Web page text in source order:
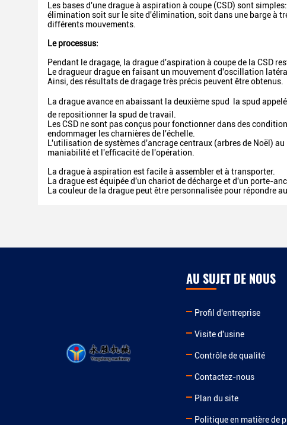
Les bases d'une drague à aspiration à coupe (CSD) sont
élimination soit sur le site d'élimination, soit dans une barge à
différents mouvements.
Le processus:
Pendant le dragage, la drague d'aspiration à coupe de la CSD
Le dragueur drague en faisant un mouvement d'oscillation
Ainsi, des résultats de dragage très précis peuvent être obtenus.
La drague avance en abaissant la deuxième spud  la spud
de repositionner la spud de travail.
Les CSD ne sont pas conçus pour fonctionner dans des
endommager les charnières de l'échelle.
L'utilisation de systèmes d'ancrage centraux (arbres de Noël)
maniabilité et l'efficacité de l'opération.
La drague à aspiration est facile à assembler et à transporter.
La drague est équipée d'un chariot de décharge et d'un porte-
La couleur de la drague peut être personnalisée pour répondre
AU SUJET DE NOUS
Profil d'entreprise
Visite d'usine
Contrôle de qualité
Contactez-nous
Plan du site
Politique en matière de